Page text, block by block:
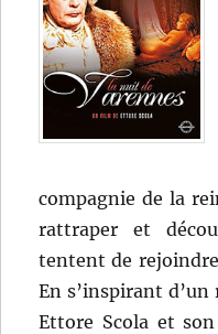
compagnie de la
rattraper et
tentent de
En s’inspirant
Ettore Scola et